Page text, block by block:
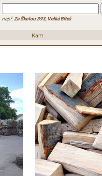
např. Za Školou 393, Velká Bíteš
Kam: